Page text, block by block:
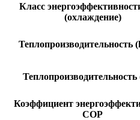
Класс
(охлаждение)
Теплопроизводительность
Коэффициент
COP